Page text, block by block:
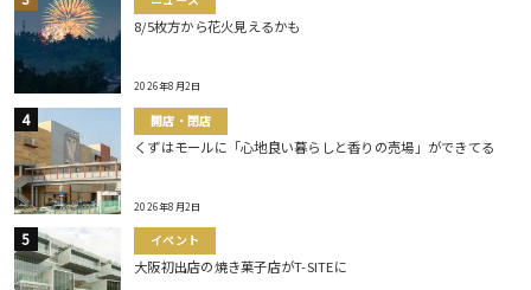
8/5枚方から花火見えるかも
2026年8月2日
開店・閉店
くずはモールに「心地良い暮らしと香りの売場」ができてる
2026年8月2日
イベント
大阪初出店の焼き菓子店がT-SITEに